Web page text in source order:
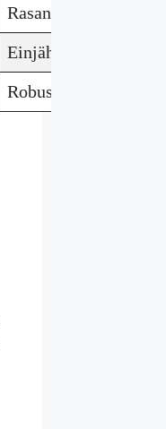
Rasant wachsend,
Einjährig, sehr
Robust, wächst